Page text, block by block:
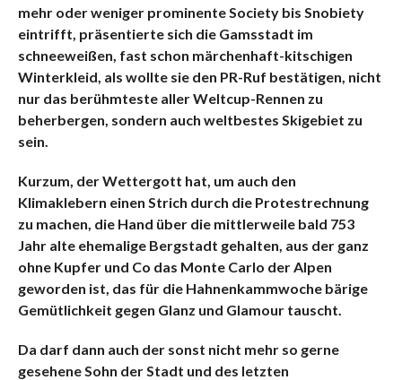
mehr oder weniger prominente Society bis Snobiety
eintrifft, präsentierte sich die Gamsstadt im
schneeweißen, fast schon märchenhaft-kitschigen
Winterkleid, als wollte sie den PR-Ruf bestätigen, nicht
nur das berühmteste aller Weltcup-Rennen zu
beherbergen, sondern auch weltbestes Skigebiet zu
sein.
Kurzum, der Wettergott hat, um auch den
Klimaklebern einen Strich durch die Protestrechnung
zu machen, die Hand über die mittlerweile bald 753
Jahr alte ehemalige Bergstadt gehalten, aus der ganz
ohne Kupfer und Co das Monte Carlo der Alpen
geworden ist, das für die Hahnenkammwoche bärige
Gemütlichkeit gegen Glanz und Glamour tauscht.
Da darf dann auch der sonst nicht mehr so gerne
gesehene Sohn der Stadt und des letzten